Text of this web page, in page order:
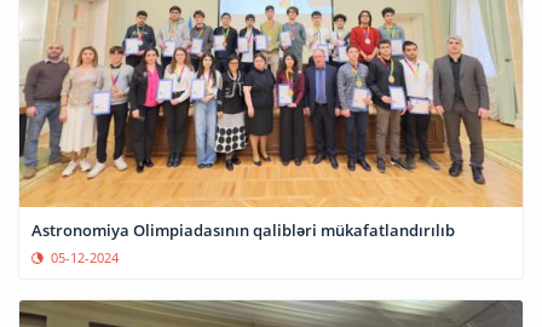
Astronomiya Olimpiadasının qalibləri mükafatlandırılıb
05-12-2024